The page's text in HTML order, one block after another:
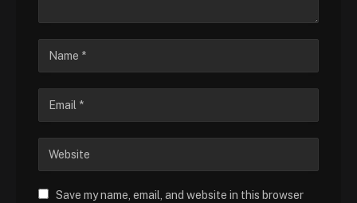
Save my name, email, and website in this browser